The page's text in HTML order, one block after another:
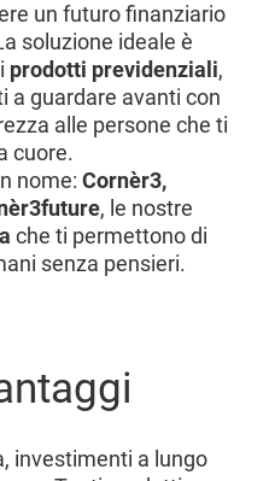
un futuro finanziario
soluzione ideale è
prodotti previdenziali,
a guardare avanti con
alle persone che ti
cuore.
nome: Cornèr3,
, le nostre
che ti permettono di
senza pensieri.
investimenti a lungo